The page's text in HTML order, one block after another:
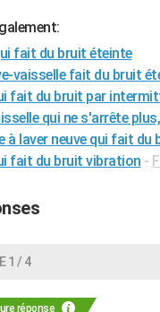
fait du bruit éteinte
vaisselle fait du bruit
fait du bruit par
qui ne s'arrête
à laver neuve qui fait du
fait du bruit vibration -
1 / 4
réponse